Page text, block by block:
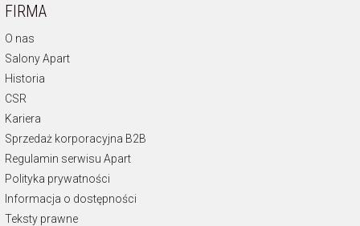
FIRMA
O nas
Salony Apart
Historia
CSR
Kariera
Sprzedaż korporacyjna B2B
Regulamin serwisu Apart
Polityka prywatności
Informacja o dostępności
Teksty prawne